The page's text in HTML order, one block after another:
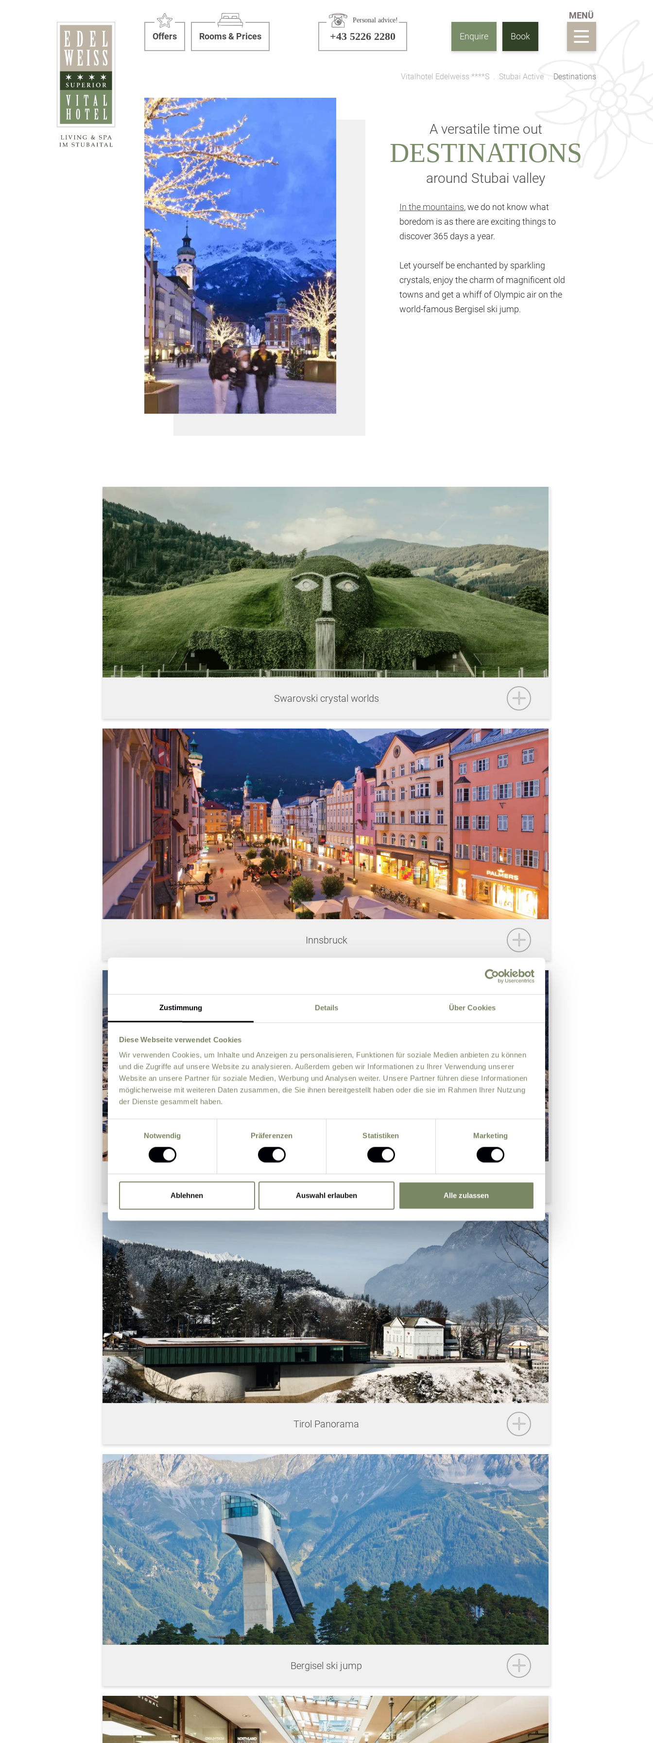
Zustimmung Details Über Cookies
Diese Webseite verwendet Cookies
Wir verwenden Cookies, um Inhalte und Anzeigen zu personalisieren, Funktionen für soziale Medien anbieten zu können
und die Zugriffe auf unsere Website zu analysieren. Außerdem geben wir Informationen zu Ihrer Verwendung unserer
Website an unsere Partner für soziale Medien, Werbung und Analysen weiter. Unsere Partner führen diese Informationen
möglicherweise mit weiteren Daten zusammen, die Sie ihnen bereitgestellt haben oder die sie im Rahmen Ihrer Nutzung
der Dienste gesammelt haben.
Einwilligungsauswahl
Notwendig
Präferenzen Statistiken Marketing
Ablehnen Auswahl erlauben Alle zulassen
Offers Rooms & Prices
Personal advice!
+43 5226 2280 Enquire Book
Vitalhotel Edelweiss ****S Stubai Active Destinations
A versatile time out
DESTINATIONS
around Stubai valley
In the mountains, we do not know what
boredom is as there are exciting things to
discover 365 days a year.
Let yourself be enchanted by sparkling
crystals, enjoy the charm of magnificent old
towns and get a whiff of Olympic air on the
world-famous Bergisel ski jump.
Swarovski crystal worlds
Innsbruck
Hall in Tirol
Tirol Panorama
Bergisel ski jump